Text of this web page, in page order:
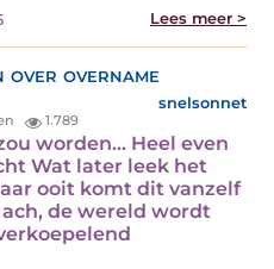
Lees meer >
overname
snelsonnet
1.789
worden... Heel even
Wat later leek het
ooit komt dit vanzelf
de wereld wordt